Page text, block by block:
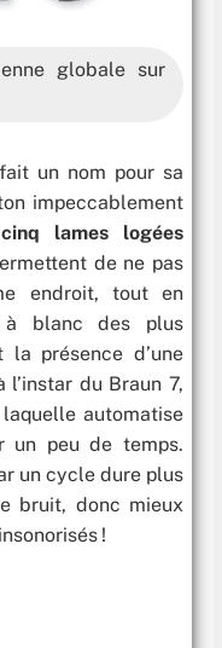
globale sur
fait un nom pour sa
impeccablement
lames logées
de ne pas
endroit, tout en
à blanc des plus
la présence d’une
l’instar du Braun 7,
automatise
un peu de temps.
un cycle dure plus
bruit, donc mieux
!